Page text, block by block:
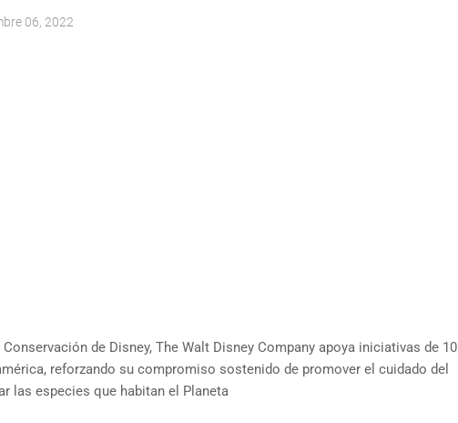
06, 2022
de Disney, The Walt Disney Company apoya iniciativas de 10
reforzando su compromiso sostenido de promover el cuidado del
las especies que habitan el Planeta